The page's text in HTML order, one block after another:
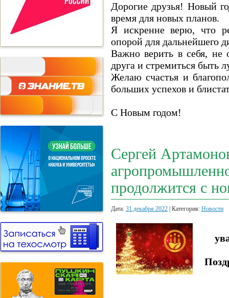
Дорогие друзья! Новый
время для новых планов.
Я искренне верю, что
опорой для дальнейшего
Важно верить в себя, не
друга и стремиться быть
Желаю счастья и
больших успехов и
С Новым годом!
Сергей
продолжится с
Дата: 31 декабря 2022 | Категория: Новости